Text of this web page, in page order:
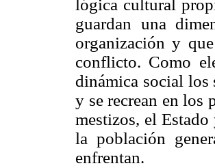
lógica cultural
guardan una
organización y
conflicto. Como
dinámica social los
y se recrean en los
mestizos, el
la población
enfrentan.